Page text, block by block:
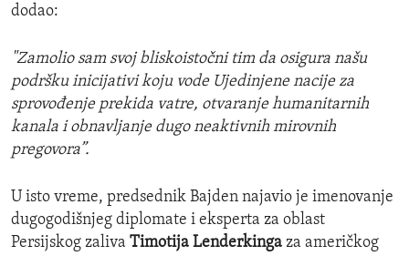
dodao:
"Zamolio sam svoj bliskoistočni tim da osigura našu
podršku inicijativi koju vode Ujedinjene nacije za
sprovođenje prekida vatre, otvaranje humanitarnih
kanala i obnavljanje dugo neaktivnih mirovnih
pregovora”.
U isto vreme, predsednik Bajden najavio je imenovanje
dugogodišnjeg diplomate i eksperta za oblast
Persijskog zaliva Timotija Lenderkinga za američkog